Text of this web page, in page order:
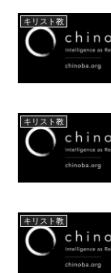
キリスト教
キリスト教
キリスト教